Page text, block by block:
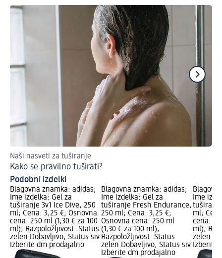
Naši nasveti za tuširanje
Kako se pravilno tuširati?
Podobni izdelki
Blagovna znamka: adidas;
Ime izdelka: Gel za
tuširanje 3v1 Ice Dive, 250
ml; Cena: 3,25 €; Osnovna
cena: 250 ml (1,30 € za 100
ml); Razpoložljivost: Status
zelen Dobavljivo, Status siv
Izberite dm prodajalno
Blagovna znamka: adidas;
Ime izdelka: Gel za
tuširanje Fresh Endurance,
250 ml; Cena: 3,25 €;
Osnovna cena: 250 ml
(1,30 € za 100 ml);
Razpoložljivost: Status
zelen Dobavljivo, Status siv
Izberite dm prodajalno
Ime
ml;
cena:
ml);
zelen
Izberite